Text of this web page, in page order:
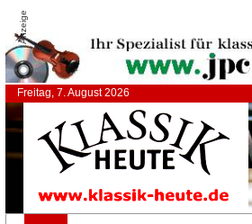
Anzeige
Freitag, 7. August 2026